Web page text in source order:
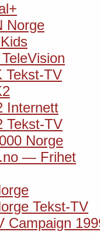
Norge
Tekst-TV
Internett
Tekst-TV
Norge
— Frihet
Tekst-TV
Campaign